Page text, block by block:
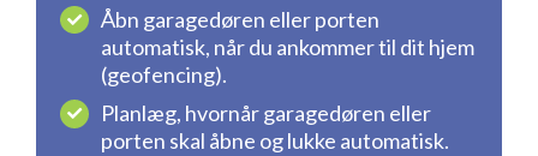
Åbn garagedøren eller porten
automatisk, når du ankommer til dit hjem
(geofencing).
Planlæg, hvornår garagedøren eller
porten skal åbne og lukke automatisk.